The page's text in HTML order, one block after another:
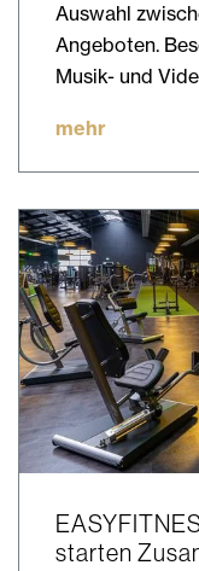
Auswahl
Angeboten.
Musik- und
mehr
starten